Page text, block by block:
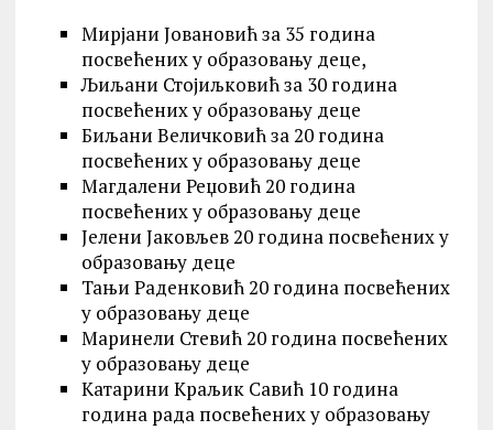
Мирјани Јовановић за 35 година
посвећених у образовању деце,
Љиљани Стојиљковић за 30 година
посвећених у образовању деце
Биљани Величковић за 20 година
посвећених у образовању деце
Магдалени Реџовић 20 година
посвећених у образовању деце
Јелени Јаковљев 20 година посвећених у
образовању деце
Тањи Раденковић 20 година посвећених
у образовању деце
Маринели Стевић 20 година посвећених
у образовању деце
Катарини Краљик Савић 10 година
година рада посвећених у образовању